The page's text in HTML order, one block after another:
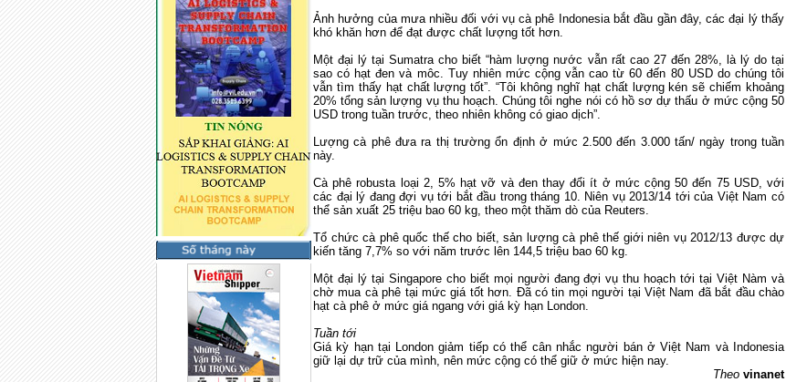
Ảnh hưởng của mưa nhiều đối với vụ cà phê Indonesiabắt đầu gần đây, các đại lý thấy
khó khăn hơn để đạt được chất lượng tốt hơn.
Một đại lý tạiSumatracho biết “hàm lượng nước vẫn rất cao 27 đến 28%, là lý do tại
sao có hạt đen và môc. Tuy nhiên mức cộng vẫn cao từ 60 đến 80 USD do chúng tôi
vẫn tìm thấy hạt chất lượng tốt”. “Tôi không nghĩ hạt chất lượng kén sẽ chiếm khoảng
20% tổng sản lượng vụ thu hoạch. Chúng tôi nghe nói có hồ sơ dự thấu ở mức cộng 50
USD trong tuần trước, theo nhiên không có giao dịch”.
Lượng cà phê đưa ra thị trường ổn định ở mức 2.500 đến 3.000 tấn/ ngày trong tuần
này.
Cà phê robusta loại 2, 5% hạt vỡ và đen thay đổi ít ở mức cộng 50 đến 75 USD, với
các đại lý đang đợi vụ tới bắt đầu trong tháng 10. Niên vụ 2013/14 tới của Việt Nam có
thể sản xuất 25 triệu bao 60 kg, theo một thăm dò của Reuters.
Tổ chức cà phê quốc thế cho biết, sản lượng cà phê thế giới niên vụ 2012/13 được dự
kiến tăng 7,7% so với năm trước lên 144,5 triệu bao 60 kg.
Một đại lý tại Singaporecho biết mọi người đang đợi vụ thu hoạch tới tại Việt Nàm và
chờ mua cà phê tại mức giá tốt hơn. Đã có tin mọi người tại Việt Nam đã bắt đầu chào
hạt cà phê ở mức giá ngang với giá kỳ hạn London.
Tuần tới
Giá kỳ hạn tại London giảm tiếp có thể cân nhắc người bán ở Việt Nam và Indonesia
giữ lại dự trữ của mình, nên mức cộng có thể giữ ở mức hiện nay.
Theo vinanet